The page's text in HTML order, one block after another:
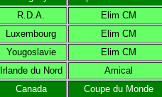
R.D.A.
Elim CM
Luxembourg
Elim CM
Yougoslavie
Elim CM
Irlande du Nord
Amical
Canada
Coupe du Monde